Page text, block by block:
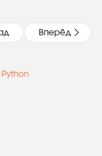
Вперёд